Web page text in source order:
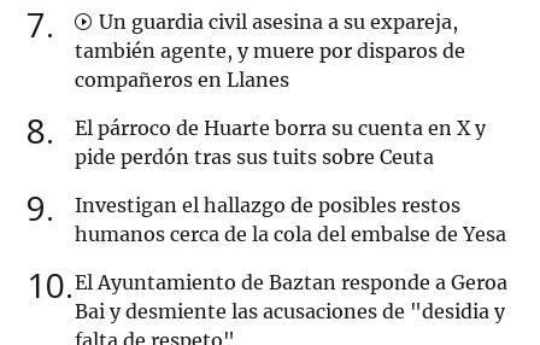
7
Un guardia civil asesina a su expareja,
también agente, y muere por disparos de
compañeros en Llanes
8
El párroco de Huarte borra su cuenta en X y
pide perdón tras sus tuits sobre Ceuta
9
Investigan el hallazgo de posibles restos
humanos cerca de la cola del embalse de Yesa
10 El Ayuntamiento de Baztan responde a Geroa
Bai y desmiente las acusaciones de "desidia y